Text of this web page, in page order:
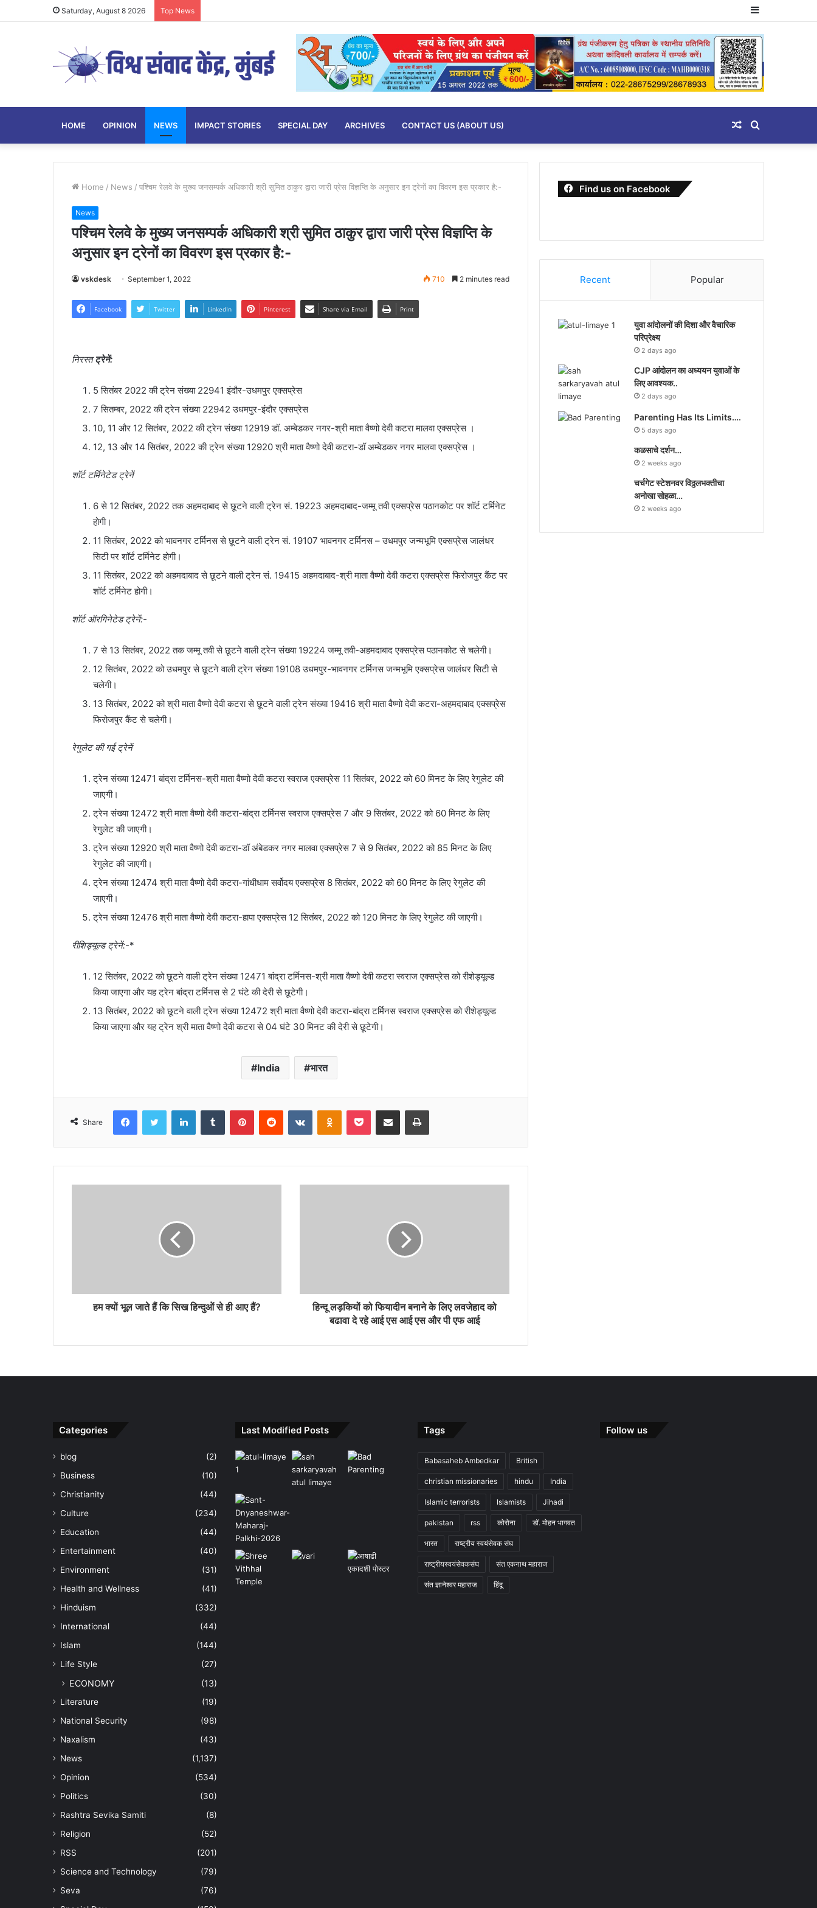
Saturday, August 8 2026 Top News Sidebar
HOME OPINION NEWS IMPACT STORIES SPECIAL DAY ARCHIVES CONTACT US (ABOUT US) Search
for
Random
Article
Home / News / पश्चिम रेलवे के मुख्य जनसम्पर्क अधिकारी श्री सुमित ठाकुर द्वारा जारी प्रेस विज्ञप्ति के अनुसार इन ट्रेनों का विवरण इस प्रकार है:-
News
पश्चिम रेलवे के मुख्य जनसम्पर्क अधिकारी श्री सुमित ठाकुर द्वारा जारी प्रेस विज्ञप्ति के
अनुसार इन ट्रेनों का विवरण इस प्रकार है:-
vskdesk September 1, 2022 710 2 minutes read
Facebook Twitter LinkedIn Pinterest Share via Email Print
निरस्तट्रेनें:
5 सितंबर 2022 की ट्रेन संख्या 22941 इंदौर-उधमपुर एक्सप्रेस
7 सितम्बर, 2022 की ट्रेन संख्या 22942 उधमपुर-इंदौर एक्सप्रेस
10, 11 और 12 सितंबर, 2022 की ट्रेन संख्या 12919 डॉ. अम्बेडकर नगर-श्री माता वैष्णो देवी कटरा मालवा एक्सप्रेस ।
12, 13 और 14 सितंबर, 2022 की ट्रेन संख्या 12920 श्री माता वैष्णो देवी कटरा-डॉ अम्बेडकर नगर मालवा एक्सप्रेस ।
शॉर्ट टर्मिनेटेड ट्रेनें
6 से 12 सितंबर, 2022 तक अहमदाबाद से छूटने वाली ट्रेन सं. 19223 अहमदाबाद-जम्मू तवी एक्सप्रेस पठानकोट पर शॉर्ट टर्मिनेट
होगी।
11 सितंबर, 2022 को भावनगर टर्मिनस से छूटने वाली ट्रेन सं. 19107 भावनगर टर्मिनस – उधमपुर जन्मभूमि एक्सप्रेस जालंधर
सिटी पर शॉर्ट टर्मिनेट होगी।
11 सितंबर, 2022 को अहमदाबाद से छूटने वाली ट्रेन सं. 19415 अहमदाबाद-श्री माता वैष्णो देवी कटरा एक्सप्रेस फिरोजपुर कैंट पर
शॉर्ट टर्मिनेट होगी।
शॉर्ट ऑरगिनेटेड ट्रेनें:-
7 से 13 सितंबर, 2022 तक जम्मू तवी से छूटने वाली ट्रेन संख्या 19224 जम्मू तवी-अहमदाबाद एक्सप्रेस पठानकोट से चलेगी।
12 सितंबर, 2022 को उधमपुर से छूटने वाली ट्रेन संख्या 19108 उधमपुर-भावनगर टर्मिनस जन्मभूमि एक्सप्रेस जालंधर सिटी से
चलेगी।
13 सितंबर, 2022 को श्री माता वैष्णो देवी कटरा से छूटने वाली ट्रेन संख्या 19416 श्री माता वैष्णो देवी कटरा-अहमदाबाद एक्सप्रेस
फिरोजपुर कैंट से चलेगी।
रेगुलेट की गई ट्रेनें
ट्रेन संख्या 12471 बांद्रा टर्मिनस-श्री माता वैष्णो देवी कटरा स्वराज एक्सप्रेस 11 सितंबर, 2022 को 60 मिनट के लिए रेगुलेट की
जाएगी।
ट्रेन संख्या 12472 श्री माता वैष्णो देवी कटरा-बांद्रा टर्मिनस स्वराज एक्सप्रेस 7 और 9 सितंबर, 2022 को 60 मिनट के लिए
रेगुलेट की जाएगी।
ट्रेन संख्या 12920 श्री माता वैष्णो देवी कटरा-डॉ अंबेडकर नगर मालवा एक्सप्रेस 7 से 9 सितंबर, 2022 को 85 मिनट के लिए
रेगुलेट की जाएगी।
ट्रेन संख्या 12474 श्री माता वैष्णो देवी कटरा-गांधीधाम सर्वोदय एक्सप्रेस 8 सितंबर, 2022 को 60 मिनट के लिए रेगुलेट की
जाएगी।
ट्रेन संख्या 12476 श्री माता वैष्णो देवी कटरा-हापा एक्सप्रेस 12 सितंबर, 2022 को 120 मिनट के लिए रेगुलेट की जाएगी।
रीशिड्यूल्‍ड ट्रेनें:-*
12 सितंबर, 2022 को छूटने वाली ट्रेन संख्या 12471 बांद्रा टर्मिनस-श्री माता वैष्णो देवी कटरा स्वराज एक्सप्रेस को रीशेड्यूल्‍ड
किया जाएगा और यह ट्रेन बांद्रा टर्मिनस से 2 घंटे की देरी से छूटेगी।
13 सितंबर, 2022 को छूटने वाली ट्रेन संख्या 12472 श्री माता वैष्णो देवी कटरा-बांद्रा टर्मिनस स्वराज एक्सप्रेस को रीशेड्यूल्‍ड
किया जाएगा और यह ट्रेन श्री माता वैष्णो देवी कटरा से 04 घंटे 30 मिनट की देरी से छूटेगी।
India भारत
Share
FacebookTwitter LinkedInTumblr PinterestReddit VKontakteOdnoklassniki
Pocket Share via Email Print
हम क्यों भूल जाते हैं कि सिख हिन्दुओं से ही आए हैं?
हिन्दू लड़कियों को फियादीन बनाने के लिए लवजेहाद को
बढावा दे रहे आई एस आई एस और पी एफ आई
Find us on Facebook
Recent Popular
युवा आंदोलनों की दिशा और वैचारिक
परिप्रेक्ष्य
2 days ago
CJP आंदोलन का अध्ययन युवाओं के
लिए आवश्यक..
2 days ago
Parenting Has Its Limits….
5 days ago
कळसाचे दर्शन…
2 weeks ago
चर्चगेट स्टेशनवर विठ्ठलभक्तीचा
अनोखा सोहळा…
2 weeks ago
Categories
blog
(2)
Business
(10)
Christianity
(44)
Culture
(234)
Education
(44)
Entertainment
(40)
Environment
(31)
Health and Wellness
(41)
Hinduism
(332)
International
(44)
Islam
(144)
Life Style
(27)
ECONOMY (13)
Literature
(19)
National Security
(98)
Naxalism
(43)
News
(1,137)
Opinion
(534)
Politics
(30)
Rashtra Sevika Samiti
(8)
Religion
(52)
RSS
(201)
Science and Technology
(79)
Seva
(76)
Last Modified Posts Tags
Babasaheb Ambedkar British
christian missionaries hindu India
Islamic terrorists Islamists Jihadi
pakistan rss कोरोना डॉ. मोहन भागवत
भारत राष्ट्रीय स्वयंसेवक संघ
राष्ट्रीयस्वयंसेवकसंघ संत एकनाथ महाराज
संत ज्ञानेश्वर महाराज हिंदू
Follow us